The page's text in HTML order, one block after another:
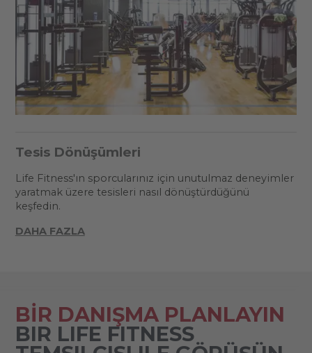
Tesis Dönüşümleri
Life Fitness'ın sporcularınız için unutulmaz deneyimler
yaratmak üzere tesisleri nasıl dönüştürdüğünü
keşfedin.
DAHA FAZLA
BİR DANIŞMA PLANLAYIN
BIR LIFE FITNESS